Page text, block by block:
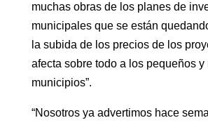
muchas obras de los planes de
municipales que se están
la subida de los precios de los
afecta sobre todo a los pequeños y
municipios”.
“Nosotros ya advertimos hace